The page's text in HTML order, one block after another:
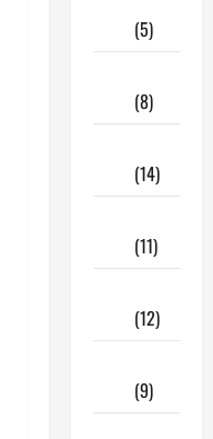
(5)
(8)
(14)
(11)
(12)
(9)